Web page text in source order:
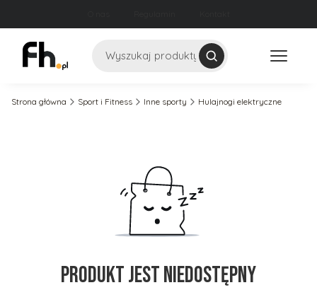
Szukaj
Strona główna Sport i Fitness Inne sporty Hulajnogi elektryczne
Produkt jest niedostępny